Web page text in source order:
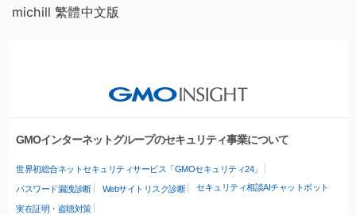
michill 繁體中文版
GMOインターネットグループのセキュリティ事業について
世界初総合ネットセキュリティサービス「GMOセキュリティ24」
パスワード漏洩診断 Webサイトリスク診断 セキュリティ相談AIチャットボット
実在証明・盗聴対策